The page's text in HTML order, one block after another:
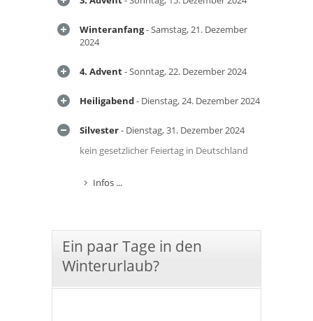
Winteranfang- Samstag, 21. Dezember
2024
4. Advent- Sonntag, 22. Dezember 2024
Heiligabend- Dienstag, 24. Dezember 2024
Silvester- Dienstag, 31. Dezember 2024
kein gesetzlicher Feiertag in Deutschland
Infos ...
Ein paar Tage in den
Winterurlaub?